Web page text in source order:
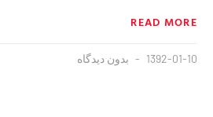
READ MORE
1392-01-10 بدون دیدگاه